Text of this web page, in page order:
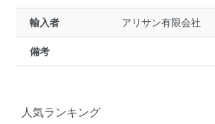
輸入者 アリサン有限会社
備考
人気ランキング